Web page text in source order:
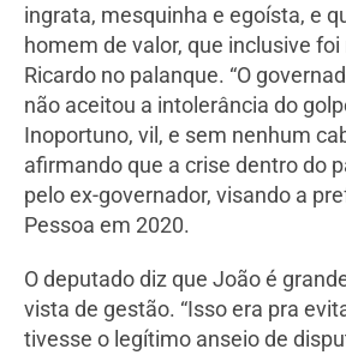
ingrata, mesquinha e egoísta, e
homem de valor, que inclusive
Ricardo no palanque. “O
não aceitou a intolerância do
Inoportuno, vil, e sem nenhum
afirmando que a crise dentro do
pelo ex-governador, visando a
Pessoa em 2020.
O deputado diz que João é
vista de gestão. “Isso era pra
tivesse o legítimo anseio de